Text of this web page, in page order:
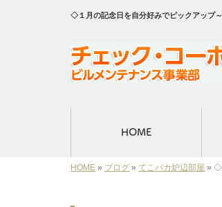
◇１月の記念日を自分好みでピックアップ
HOME
HOME » ブログ » てこパカ炉辺部屋 » ◇